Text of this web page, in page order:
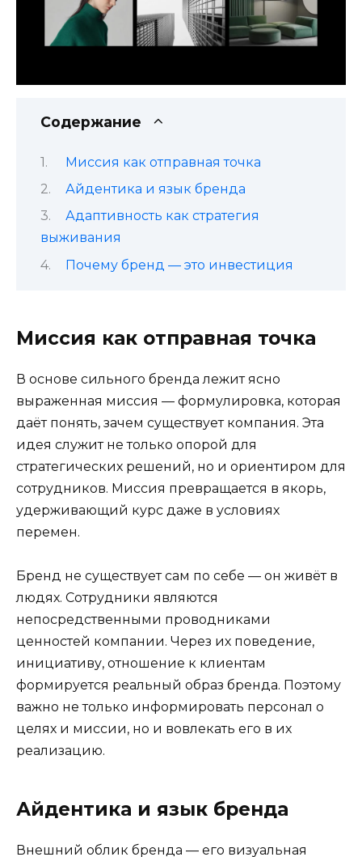
Содержание
Миссия как отправная точка
Айдентика и язык бренда
Адаптивность как стратегия
выживания
Почему бренд — это инвестиция
Миссия как отправная точка
В основе сильного бренда лежит ясно
выраженная миссия — формулировка, которая
даёт понять, зачем существует компания. Эта
идея служит не только опорой для
стратегических решений, но и ориентиром для
сотрудников. Миссия превращается в якорь,
удерживающий курс даже в условиях
перемен.
Бренд не существует сам по себе — он живёт в
людях. Сотрудники являются
непосредственными проводниками
ценностей компании. Через их поведение,
инициативу, отношение к клиентам
формируется реальный образ бренда. Поэтому
важно не только информировать персонал о
целях и миссии, но и вовлекать его в их
реализацию.
Айдентика и язык бренда
Внешний облик бренда — его визуальная